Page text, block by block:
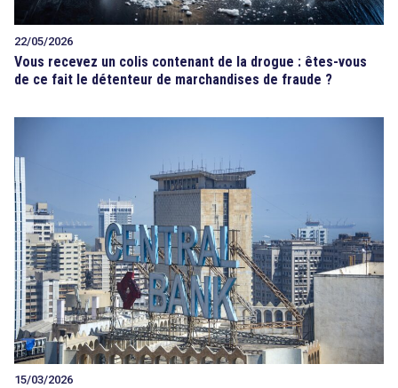
22/05/2026
Vous recevez un colis contenant de la drogue : êtes-vous
de ce fait le détenteur de marchandises de fraude ?
15/03/2026